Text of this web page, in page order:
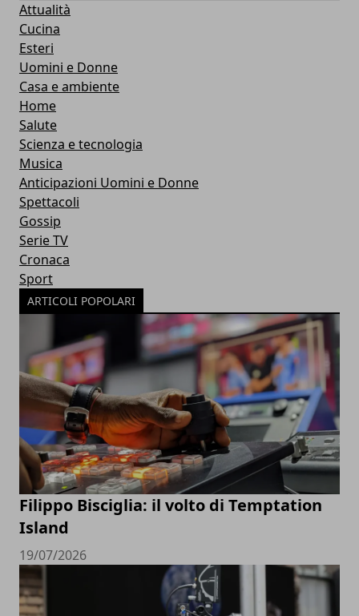
Attualità
Cucina
Esteri
Uomini e Donne
Casa e ambiente
Home
Salute
Scienza e tecnologia
Musica
Anticipazioni Uomini e Donne
Spettacoli
Gossip
Serie TV
Cronaca
Sport
ARTICOLI POPOLARI
Filippo Bisciglia: il volto di Temptation
Island
19/07/2026